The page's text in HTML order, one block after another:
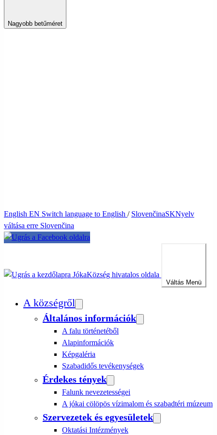
Nagyobb betűméret
English EN Switch language to English / SlovenčinaSKNyelv
váltása erre Slovenčina
JókaKözség hivatalos oldala
Váltás Menü
A községről
Általános információk
A falu történetéből
Alapinformációk
Képgaléria
Szabadidős tevékenységek
Érdekes tények
Falunk nevezetességei
A jókai cölöpös vízimalom és szabadtéri múzeum
Szervezetek és egyesületek
Oktatási Intézmények